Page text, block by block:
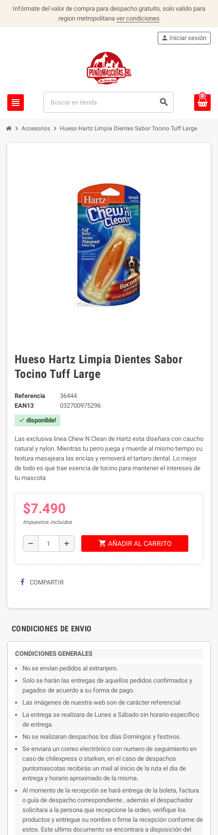
Infórmate del valor de compra para despacho gratuito, solo valido para
region metropolitana ver condiciones
view_headline search
person Iniciar sesión
0
chevron_right Accesorios chevron_right Hueso Hartz Limpia Dientes Sabor Tocino Tuff Large
Hueso Hartz Limpia Dientes Sabor
Tocino Tuff Large
Referencia
36444
EAN13
032700975296
check disponible!
Las exclusiva linea Chew N Clean de Hartz esta diseñara con caucho
natural y nylon. Mientras tu perro juega y muerde al mismo tiempo su
textura masajeara las encías y removerá el tartaro dental. Lo mejor
de todo es que trae esencia de tocino para mantener el intereses de
tu mascota
$7.490
Impuestos incluidos
remove add shopping_cart AÑADIR AL CARRITO
COMPARTIR
CONDICIONES DE ENVIO
CONDICIONES GENERALES
No se envían pedidos al extranjero.
Solo se harán las entregas de aquellos pedidos confirmados y
pagados de acuerdo a su forma de pago.
Las imágenes de nuestra web son de carácter referencial
La entrega se realizara de Lunes a Sábado sin horario especifico
de entrega.
No se realizaran despachos los días Domingos y festivos.
Se enviara un correo electrónico con numero de seguimiento en
caso de chilexpress o starken, en el caso de despachos
puntomascotas recibirás un mail al inicio de la ruta el dia de
entrega y horario aproximado de la misma.
Al momento de la recepción se hará entrega de la boleta, factura
o guía de despacho correspondiente , además el despachador
solicitara a la persona que recepcione la orden, verifique los
productos y entregue su nombre o firme la recepción conforme de
estos. Este ultimo documento se encontrara a disposición del